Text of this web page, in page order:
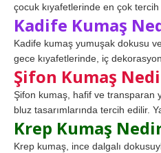
çocuk kıyafetlerinde en çok
Kadife Kumaş
Kadife kumaş yumuşak dokusu
gece kıyafetlerinde, iç
Şifon Kumaş
Şifon kumaş, hafif ve transparan
bluz tasarımlarında tercih edilir.
Krep Kumaş
Krep kumaş, ince dalgalı